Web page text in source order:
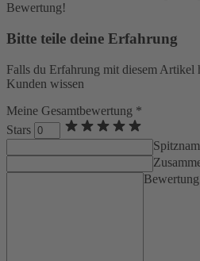
Bewertung!
Bitte teile deine Erfahrung
Falls du Erfahrung mit diesem Artikel
Kunden wissen
Meine Gesamtbewertung *
Stars